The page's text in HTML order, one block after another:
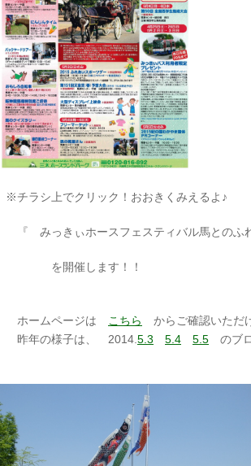
※チラシ上でクリック！おおきくみえるよ♪
『 みっきぃホースフェスティバル馬とのふ
を開催します！！
ホームページは こちら
からご確認いただ
昨年の様子は、 2014. 5.3 5.4 5.5 のブ